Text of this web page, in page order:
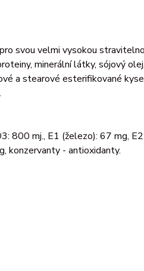
svou velmi vysokou
minerální látky, sójový
a stearové esterifikované
800 mj., E1 (železo): 67 mg,
konzervanty - antioxidanty.